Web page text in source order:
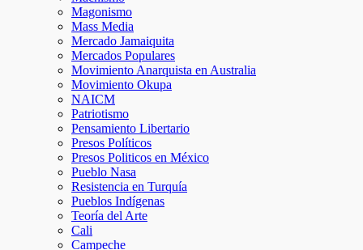
Magonismo
Mass Media
Mercado Jamaiquita
Mercados Populares
Movimiento Anarquista en Australia
Movimiento Okupa
NAICM
Patriotismo
Pensamiento Libertario
Presos Políticos
Presos Politicos en México
Pueblo Nasa
Resistencia en Turquía
Pueblos Indígenas
Teoría del Arte
Cali
Campeche